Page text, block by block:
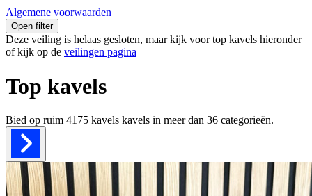
Algemene voorwaarden
Open filter
Deze veiling is helaas gesloten, maar kijk voor top kavels hieronder
of kijk op de veilingen pagina
Top kavels
Bied op ruim 4175 kavels kavels in meer dan 36 categorieën.